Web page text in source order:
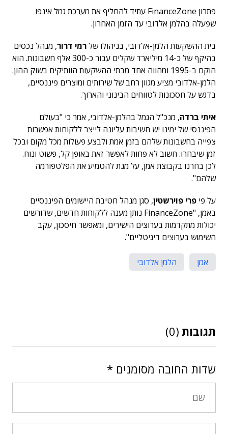
פתרון FinanceZone עתיד להחליף את מערכת גמל אינפו
שפעלה בהלמן אלדובי עד הזמן האחרון.
בית ההשקעות הלמן-אלדובי, בניהולו שלרמי דרור, מנהל נכסים
בהיקף של כ-14 מיליארד שקלים עבור כ-300 אלף חשבונות. הוא
הוקם ב-1995 ומהווה אחד מבתי ההשקעות הוותיקים בשוק ההון.
הלמן-אלדובי מציע מגוון רחב של שירותים ומוצרים פיננסיים,
בדגש על חסכונות לטווחים הבינוני והארוך.
איתי ברדה, מנכ"ל הגמל בהלמן-אלדובי, אמר כי "בעולם
הפיננסי של ימינו יש חשיבות עליונה לייצר ללקוחות אפשרות
צפייה בחשבונות שלהם בזמן אמת ולבצע פעולות מכל מקום ובכל
זמן שיבחרו. חשוב לא פחות לאפשר זאת באופן קל, פשוט ונוח.
לכן בחרנו בקבוצת אמן, על מנת להטמיע את הפלטפורמה
שלהם".
על פי פרי פוירשטין, סגן מנהל חטיבת היישומים הפיננסיים
באמן, "FinanceZone נותן מענה ללקוחות חדשים, שדורשים
יכולות מתקדמות בערוצים הישירים, ומאפשר חיסכון, עקב
השימוש בערוצים דיגיטליים".
אמן הלמן אלדובי
תגובות (0)
שדות החובה מסומנים *